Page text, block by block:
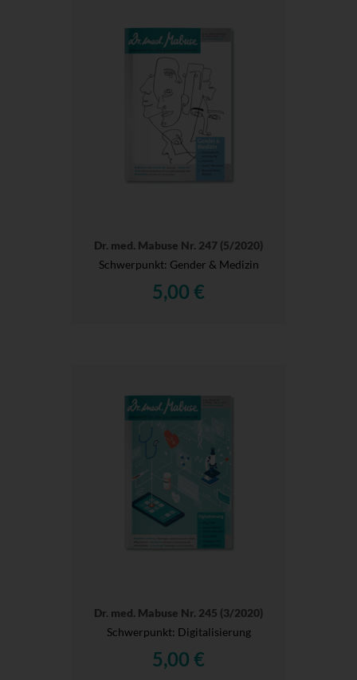
Dr. med. Mabuse Nr. 247 (5/2020)
Schwerpunkt: Gender & Medizin
5,00 €
Dr. med. Mabuse Nr. 245 (3/2020)
Schwerpunkt: Digitalisierung
5,00 €